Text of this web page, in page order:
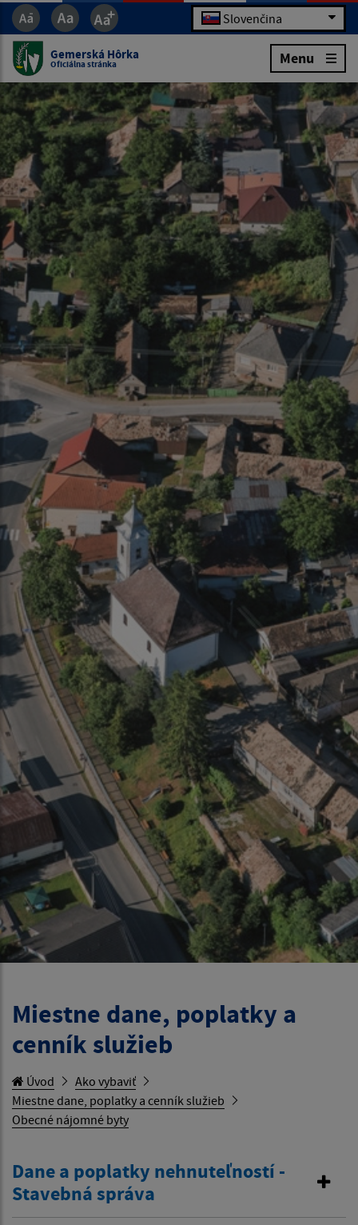
Slovenčina
Gemerská Hôrka
Oficiálna stránka Menu
Miestne dane, poplatky a
cenník služieb
Úvod
Ako vybaviť
Miestne dane, poplatky a cenník služieb
Obecné nájomné byty
Dane a poplatky nehnuteľností -
Stavebná správa